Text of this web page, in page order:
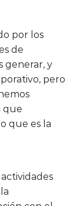
por los
de
generar, y
pero
que
que es la